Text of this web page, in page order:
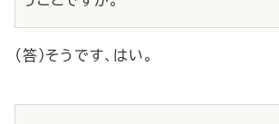
（答）そうです、はい。